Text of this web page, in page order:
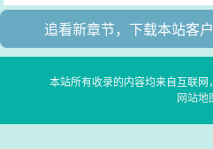
追看新章节，下载本站客
本站所有收录的内容均来自互联网
网站地